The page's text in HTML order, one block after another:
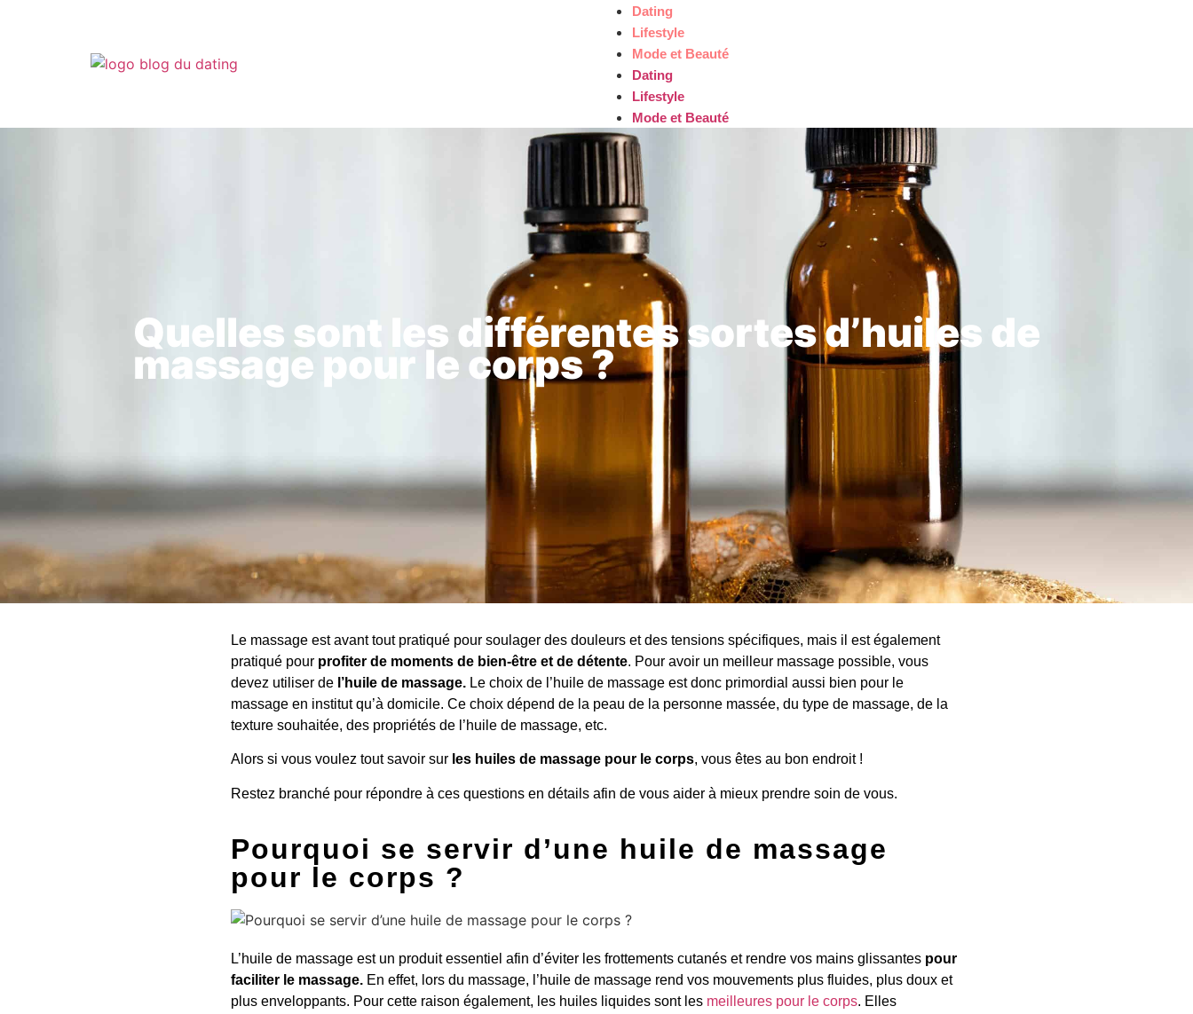
Dating
Lifestyle
Mode et Beauté
Dating
Lifestyle
Mode et Beauté
Quelles sont les différentes sortes d’huiles de
massage pour le corps ?
Le massage est avant tout pratiqué pour soulager des douleurs et des tensions spécifiques, mais il est également
pratiqué pourprofiter de moments de bien-être et de détente. Pour avoir un meilleur massage possible, vous
devez utiliser de l’huile de massage.Le choix de l’huile de massage est donc primordial aussi bien pour le
massage en institut qu’à domicile. Ce choix dépend de la peau de la personne massée, du type de massage, de la
texture souhaitée, des propriétés de l’huile de massage, etc.
Alors si vous voulez tout savoir sur les huiles de massage pour le corps, vous êtes au bon endroit !
Restez branché pour répondre à ces questions en détails afin de vous aider à mieux prendre soin de vous.
Pourquoi se servir d’une huile de massage
pour le corps ?
L’huile de massage est un produit essentiel afin d’éviter les frottements cutanés et rendre vos mains glissantespour
faciliter le massage.En effet, lors du massage, l’huile de massage rend vos mouvements plus fluides, plus doux et
plus enveloppants. Pour cette raison également, les huiles liquides sont les meilleures pour le corps. Elles